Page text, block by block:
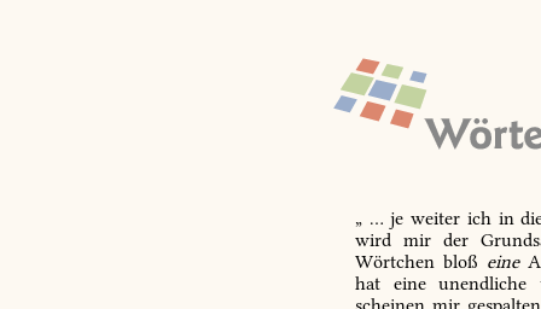
„ … je weiter ich in
wird mir der
Wörtchen bloß eine
hat eine unendliche